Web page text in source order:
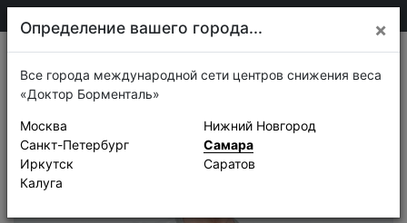
Истории успеха
Определение вашего города... ×
Все города международной сети центров снижения веса
«Доктор Борменталь»
Москва
Санкт-Петербург
Иркутск
Калуга
Нижний Новгород
Самара
Саратов